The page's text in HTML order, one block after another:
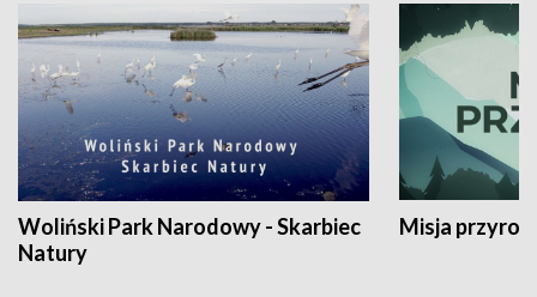
Woliński Park Narodowy - Skarbiec
Natury
Misja